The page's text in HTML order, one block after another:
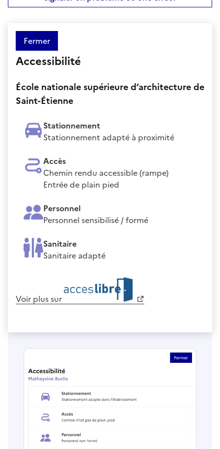
Fermer
Accessibilité
École nationale supérieure d’architecture de
Saint-Étienne
Stationnement
Stationnement adapté à proximité
Accès
Chemin rendu accessible (rampe)
Entrée de plain pied
Personnel
Personnel sensibilisé / formé
Sanitaire
Sanitaire adapté
Voir plus sur